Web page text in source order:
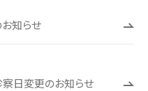
知らせ
日変更のお知らせ